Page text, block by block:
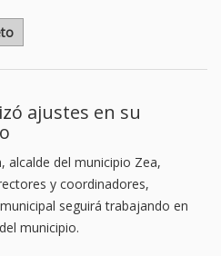
ajustes en su
alcalde del municipio Zea,
y coordinadores,
seguirá trabajando en
municipio.